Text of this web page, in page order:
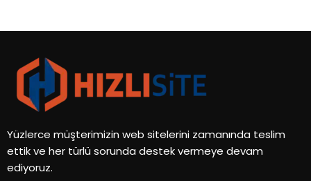
Yüzlerce müşterimizin web sitelerini zamanında teslim
ettik ve her türlü sorunda destek vermeye devam
ediyoruz.